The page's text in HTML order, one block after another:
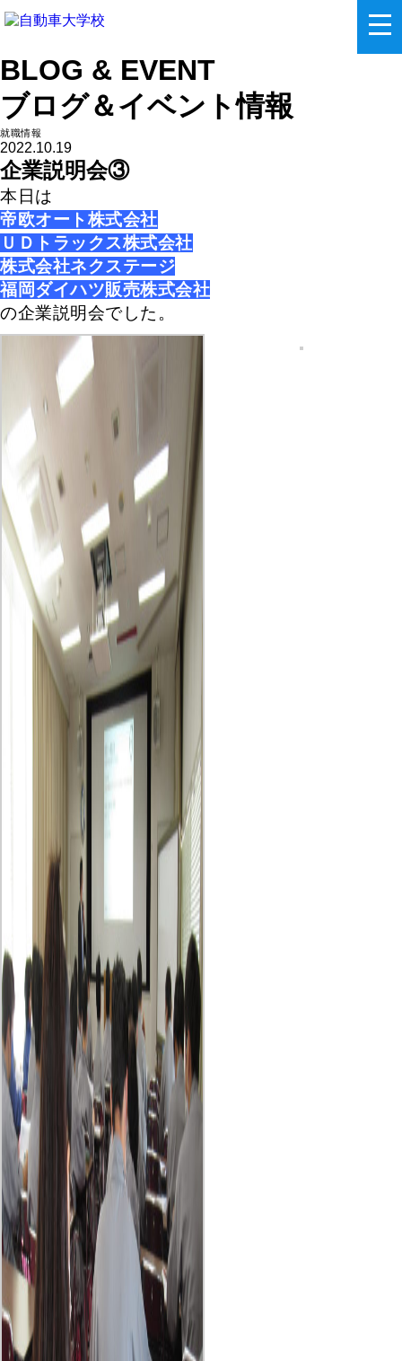
BLOG & EVENT
ブログ＆イベント情報
就職情報
2022.10.19
企業説明会③
本日は
帝欧オート株式会社
ＵＤトラックス株式会社
株式会社ネクステージ
福岡ダイハツ販売株式会社
の企業説明会でした。